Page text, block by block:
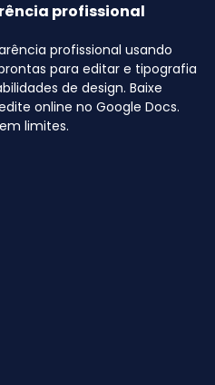
profissional
profissional usando
para editar e tipografia
de design. Baixe
online no Google Docs.
limites.